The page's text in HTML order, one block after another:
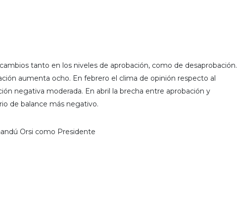
tanto en los niveles de aprobación, como de desaprobación.
aumenta ocho. En febrero el clima de opinión respecto al
negativa moderada. En abril la brecha entre aprobación y
de balance más negativo.
Orsi como Presidente